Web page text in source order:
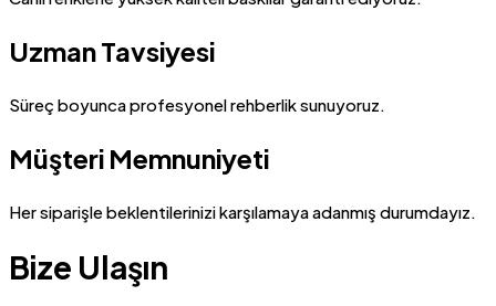
Uzman Tavsiyesi
Süreç boyunca profesyonel rehberlik sunuyoruz.
Müşteri Memnuniyeti
Her siparişle beklentilerinizi karşılamaya adanmış durumdayız.
Bize Ulaşın